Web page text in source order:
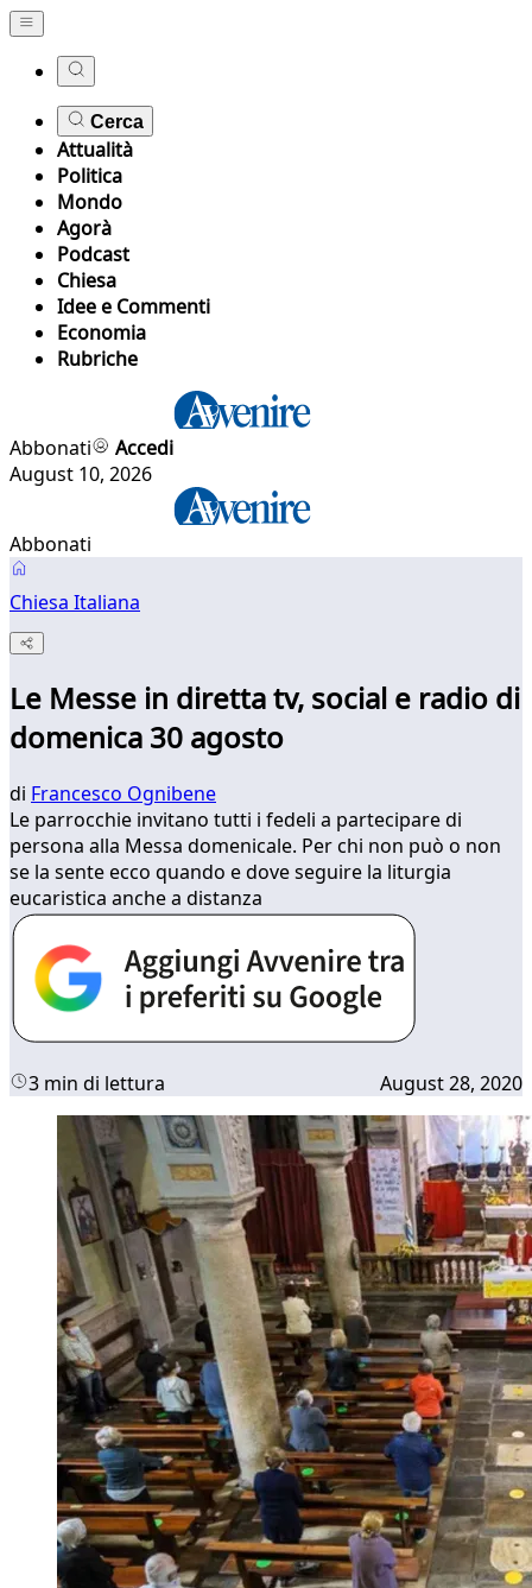
Cerca
Attualità
Politica
Mondo
Agorà
Podcast
Chiesa
Idee e Commenti
Economia
Rubriche
Abbonati
Accedi
August 10, 2026
Abbonati
Chiesa Italiana
Le Messe in diretta tv, social e radio di
domenica 30 agosto
di Francesco Ognibene
Le parrocchie invitano tutti i fedeli a partecipare di
persona alla Messa domenicale. Per chi non può o non
se la sente ecco quando e dove seguire la liturgia
eucaristica anche a distanza
3 min di lettura August 28, 2020